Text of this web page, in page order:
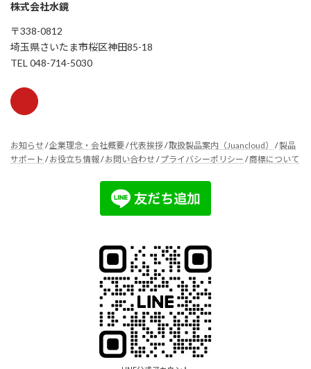
株式会社水鏡
〒338-0812
埼玉県さいたま市桜区神田85-18
TEL 048-714-5030
お知らせ/企業理念・会社概要/代表挨拶/取扱製品案内（Juancloud） /製品
サポート /お役立ち情報/お問い合わせ/プライバシーポリシー /商標について